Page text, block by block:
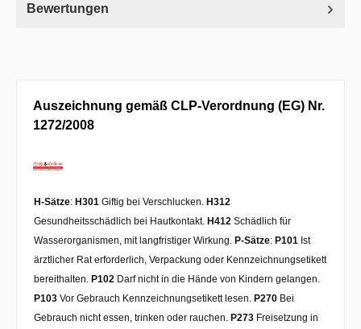
Bewertungen
Auszeichnung gemäß CLP-Verordnung (EG) Nr.
1272/2008
H-Sätze: H301 Giftig bei Verschlucken. H312
Gesundheitsschädlich bei Hautkontakt. H412 Schädlich für
Wasserorganismen, mit langfristiger Wirkung. P-Sätze: P101 Ist
ärztlicher Rat erforderlich, Verpackung oder Kennzeichnungsetikett
bereithalten. P102 Darf nicht in die Hände von Kindern gelangen.
P103 Vor Gebrauch Kennzeichnungsetikett lesen. P270 Bei
Gebrauch nicht essen, trinken oder rauchen. P273 Freisetzung in